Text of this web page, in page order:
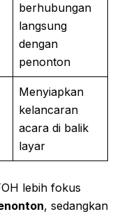
berhubungan
langsung
dengan
penonton
Menyiapkan
kelancaran
acara di balik
layar
lebih fokus
, sedangkan